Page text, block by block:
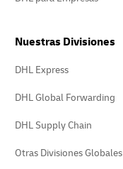
Nuestras Divisiones
DHL Express
DHL Global Forwarding
DHL Supply Chain
Otras Divisiones Globales